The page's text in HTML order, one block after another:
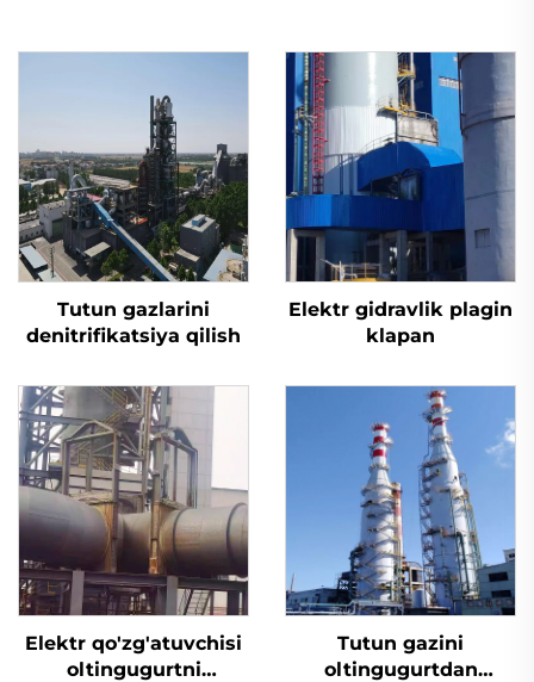
Tutun gazlarini
denitrifikatsiya qilish
Elektr gidravlik plagin
klapan
Elektr qo'zg'atuvchisi
oltingugurtni
Tutun gazini
oltingugurtdan